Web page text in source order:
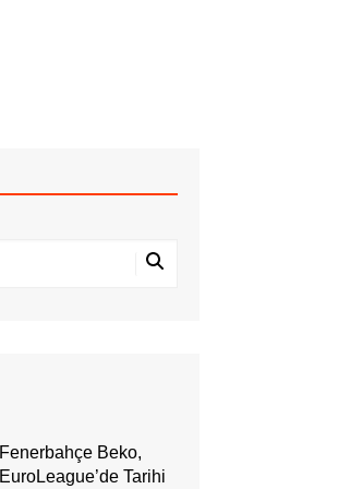
Fenerbahçe Beko,
EuroLeague’de Tarihi